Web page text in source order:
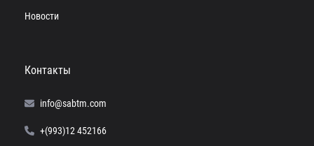
Новости
Контакты
info@sabtm.com
+(993)12 452166